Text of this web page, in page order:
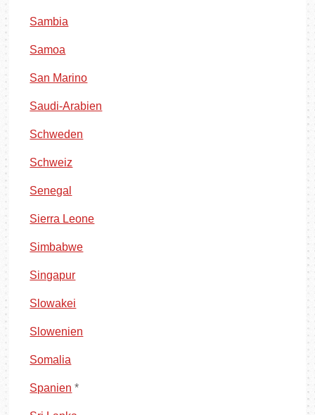
Sambia
Samoa
San Marino
Saudi-Arabien
Schweden
Schweiz
Senegal
Sierra Leone
Simbabwe
Singapur
Slowakei
Slowenien
Somalia
Spanien *